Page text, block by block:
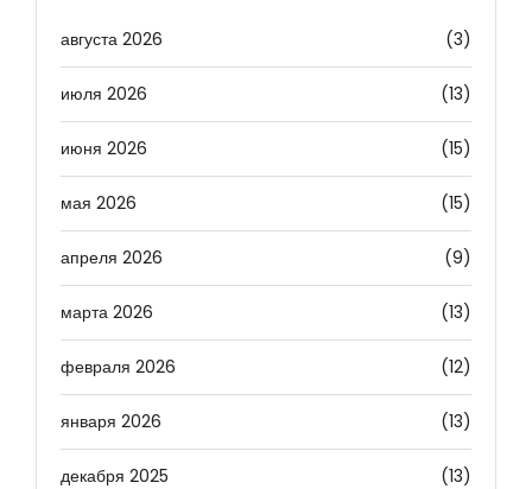
августа 2026 (3)
июля 2026 (13)
июня 2026 (15)
мая 2026 (15)
апреля 2026 (9)
марта 2026 (13)
февраля 2026 (12)
января 2026 (13)
декабря 2025 (13)